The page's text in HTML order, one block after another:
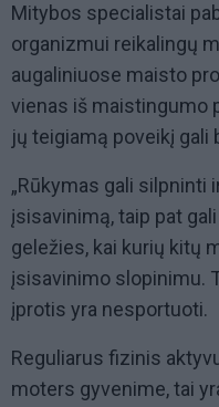
Mitybos specialistai
organizmui reikalingų
augaliniuose maisto
vienas iš maistingumo
jų teigiamą poveikį gali
„Rūkymas gali silpninti
įsisavinimą, taip pat
geležies, kai kurių kitų
įsisavinimo slopinimu.
įprotis yra nesportuoti.
Reguliarus fizinis
moters gyvenime, tai